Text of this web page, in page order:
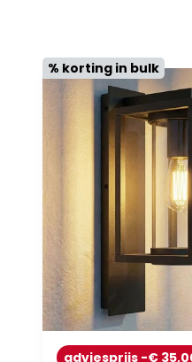
% korting in bulk
adviesprijs -€